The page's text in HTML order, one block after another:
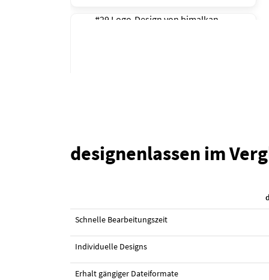
#29 Logo-Design von bimalkan
designenlassen im
Schnelle Bearbeitungszeit
Individuelle Designs
Erhalt gängiger Dateiformate